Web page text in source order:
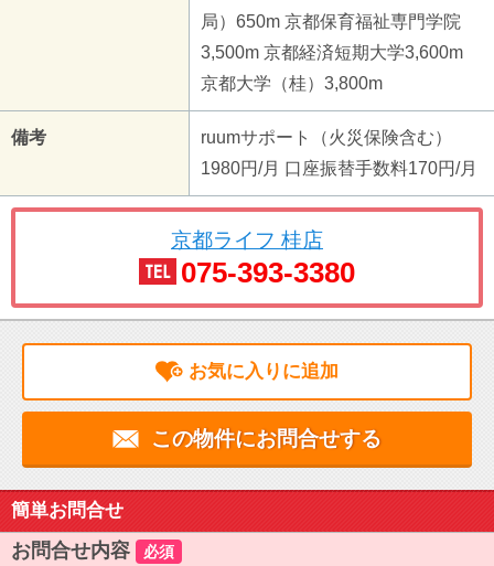
局）650m 京都保育福祉専門学院
3,500m 京都経済短期大学3,600m
京都大学（桂）3,800m
備考
ruumサポート（火災保険含む）
1980円/月 口座振替手数料170円/月
京都ライフ 桂店
075-393-3380
お気に入りに追加
この物件にお問合せする
簡単お問合せ